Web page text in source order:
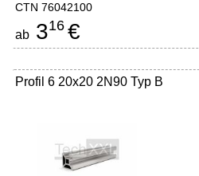
CTN 76042100
ab 316 €
Profil 6 20x20 2N90 Typ B